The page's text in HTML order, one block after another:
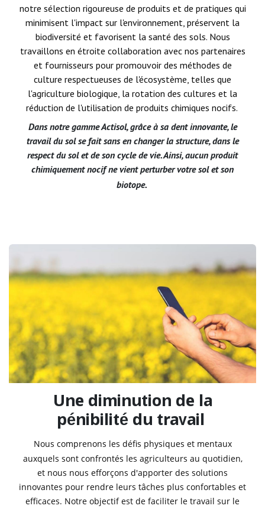
notre sélection rigoureuse de produits et de pratiques qui
minimisent l'impact sur l'environnement, préservent la
biodiversité et favorisent la santé des sols. Nous
travaillons en étroite collaboration avec nos partenaires
et fournisseurs pour promouvoir des méthodes de
culture respectueuses de l'écosystème, telles que
l'agriculture biologique, la rotation des cultures et la
réduction de l'utilisation de produits chimiques nocifs.
Dans notre gamme Actisol, grâce à sa dent innovante, le
travail du sol se fait sans en changer la structure, dans le
respect du sol et de son cycle de vie. Ainsi, aucun produit
chimiquement nocif ne vient perturber votre sol et son
biotope.
Une diminution de la
pénibilité du travail
Nous comprenons les défis physiques et mentaux
auxquels sont confrontés les agriculteurs au quotidien,
et nous nous efforçons d'apporter des solutions
innovantes pour rendre leurs tâches plus confortables et
efficaces. Notre objectif est de faciliter le travail sur le